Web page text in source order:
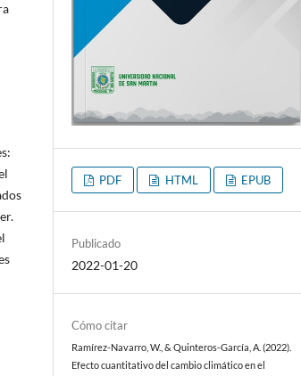
PDF HTML EPUB
Publicado
2022-01-20
Cómo citar
Ramírez-Navarro, W., & Quinteros-García, A. (2022).
Efecto cuantitativo del cambio climático en el